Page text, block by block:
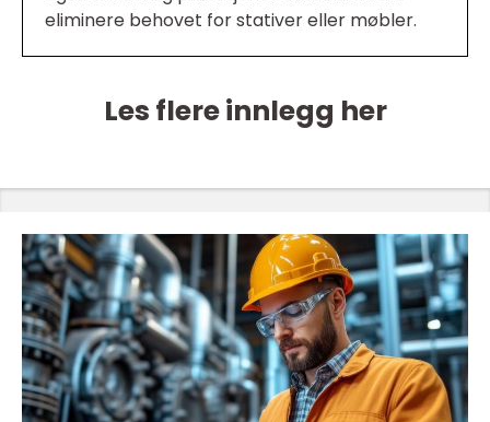
eliminere behovet for stativer eller møbler.
Les flere innlegg her